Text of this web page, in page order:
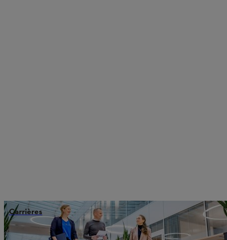
Carrières